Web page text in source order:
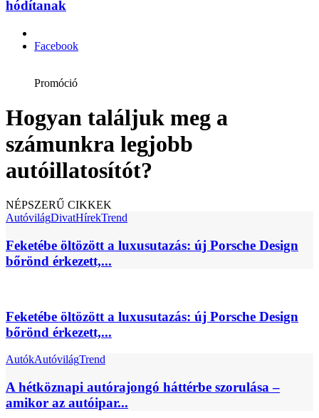
hódítanak
Facebook
Promóció
Hogyan találjuk meg a
számunkra legjobb
autóillatosítót?
NÉPSZERŰ CIKKEK
AutóvilágDivatHírekTrend
Feketébe öltözött a luxusutazás: új Porsche Design
bőrönd érkezett,...
Feketébe öltözött a luxusutazás: új Porsche Design
bőrönd érkezett,...
AutókAutóvilágTrend
A hétköznapi autórajongó háttérbe szorulása –
amikor az autóipar...